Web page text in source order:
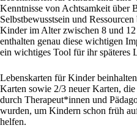
CHF 27.50
CHF 24.50.
Kenntnisse von Achtsamkeit über
Selbstbewusstsein und
Kinder im Alter zwischen 8 und
enthalten genau diese wichtigen
ein wichtiges Tool für ihr späteres
Lebenskarten für Kinder
Karten sowie 2/3 neuer Karten,
durch Therapeut*innen und
wurden, um Kindern schon früh
helfen.